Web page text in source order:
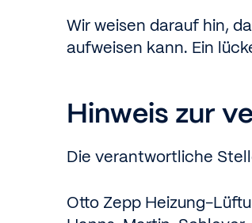
Wir weisen darauf hin,
aufweisen kann. Ein
Hinweis zur
Die verantwortliche
Otto Zepp Heizung-